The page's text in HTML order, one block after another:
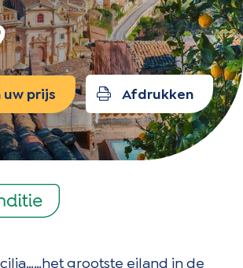
uw prijs Afdrukken
grootste eiland in de